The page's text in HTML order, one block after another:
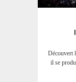
Découvert
il se